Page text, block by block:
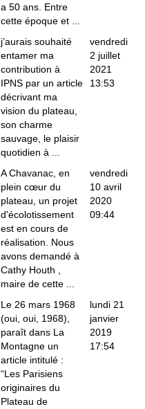
a 50 ans. Entre
cette époque et ...
j’aurais souhaité
entamer ma
contribution à
IPNS par un article
décrivant ma
vision du plateau,
son charme
sauvage, le plaisir
quotidien à ...
vendredi
2 juillet
2021
13:53
A Chavanac, en
plein cœur du
plateau, un projet
d'écolotissement
est en cours de
réalisation. Nous
avons demandé à
Cathy Houth ,
maire de cette ...
vendredi
10 avril
2020
09:44
Le 26 mars 1968
(oui, oui, 1968),
paraît dans La
Montagne un
article intitulé :
“Les Parisiens
originaires du
Plateau de
lundi 21
janvier
2019
17:54